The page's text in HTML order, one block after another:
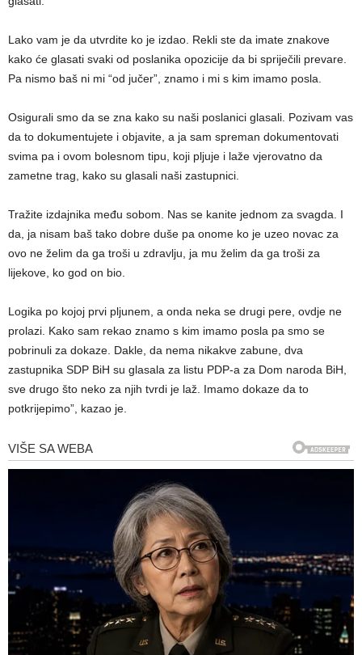
Lako vam je da utvrdite ko je izdao. Rekli ste da imate znakove
kako će glasati svaki od poslanika opozicije da bi spriječili prevare.
Pa nismo baš ni mi “od jučer”, znamo i mi s kim imamo posla.
Osigurali smo da se zna kako su naši poslanici glasali. Pozivam vas
da to dokumentujete i objavite, a ja sam spreman dokumentovati
svima pa i ovom bolesnom tipu, koji pljuje i laže vjerovatno da
zametne trag, kako su glasali naši zastupnici.
Tražite izdajnika među sobom. Nas se kanite jednom za svagda. I
da, ja nisam baš tako dobre duše pa onome ko je uzeo novac za
ovo ne želim da ga troši u zdravlju, ja mu želim da ga troši za
lijekove, ko god on bio.
Logika po kojoj prvi pljunem, a onda neka se drugi pere, ovdje ne
prolazi. Kako sam rekao znamo s kim imamo posla pa smo se
pobrinuli za dokaze. Dakle, da nema nikakve zabune, dva
zastupnika SDP BiH su glasala za listu PDP-a za Dom naroda BiH,
sve drugo što neko za njih tvrdi je laž. Imamo dokaze da to
potkrijepimo”, kazao je.